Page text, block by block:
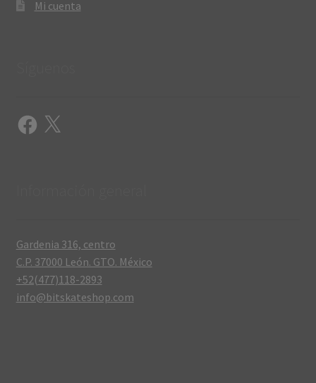
Mi cuenta
Facebook
X
Gardenia 316, centro
C.P. 37000 León. GTO. México
+52(477)118-2893
info@bitskateshop.com